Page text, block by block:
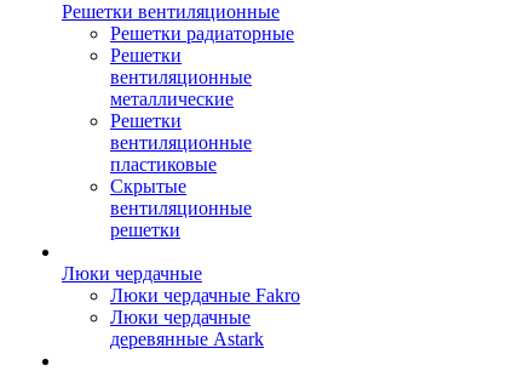
Решетки вентиляционные
Решетки радиаторные
Решетки
вентиляционные
металлические
Решетки
вентиляционные
пластиковые
Скрытые
вентиляционные
решетки
Люки чердачные
Люки чердачные Fakro
Люки чердачные
деревянные Astark